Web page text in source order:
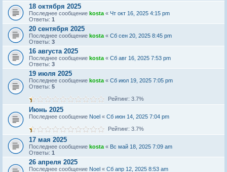
18 октября 2025
Последнее сообщение kosta « Чт окт 16, 2025 4:15 pm
Ответы: 1
20 сентября 2025
Последнее сообщение kosta « Сб сен 20, 2025 8:45 pm
Ответы: 3
16 августа 2025
Последнее сообщение kosta « Сб авг 16, 2025 7:53 pm
Ответы: 3
19 июля 2025
Последнее сообщение kosta « Сб июл 19, 2025 7:05 pm
Ответы: 5
Рейтинг: 3.7%
Июнь 2025
Последнее сообщение Noel « Сб июн 14, 2025 7:04 pm
Рейтинг: 3.7%
17 мая 2025
Последнее сообщение kosta « Вс май 18, 2025 7:09 am
Ответы: 1
26 апреля 2025
Последнее сообщение Noel « Сб апр 12, 2025 8:53 am